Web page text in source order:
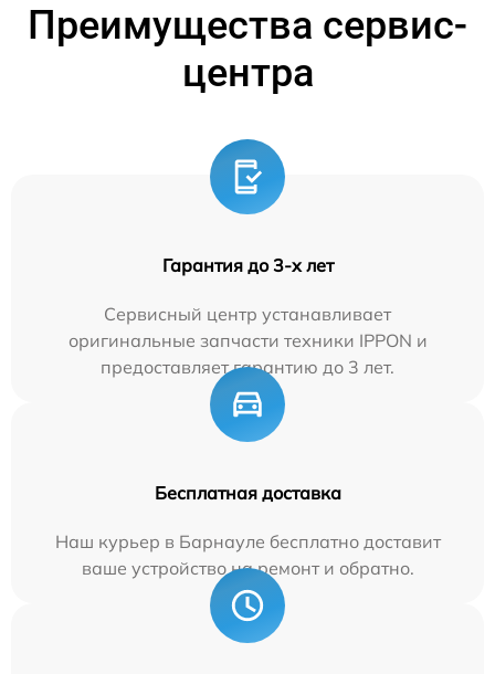
Преимущества сервис-
центра
Гарантия до 3-х лет
Сервисный центр устанавливает
оригинальные запчасти техники IPPON и
предоставляет гарантию до 3 лет.
Бесплатная доставка
Наш курьер в Барнауле бесплатно доставит
ваше устройство на ремонт и обратно.